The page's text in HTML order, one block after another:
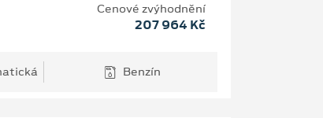
Cenové zvýhodnění
207 964 Kč
Benzín